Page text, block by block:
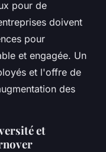
pour de
doivent
pour
et engagée. Un
et l'offre de
des
et